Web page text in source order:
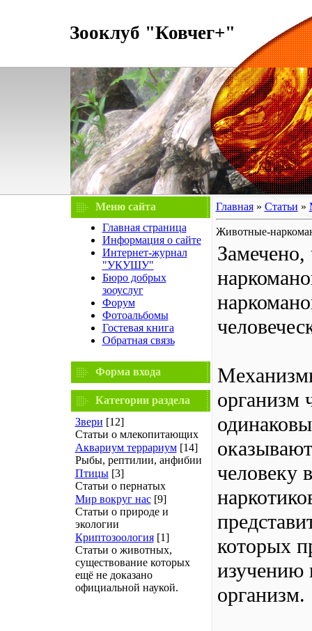
Зооклуб "Ковчег+"
Меню сайта
Главная страница
Информация о сайте
Интернет-журнал
"УКУШУ"
Бюро добрых
зооуслуг
Форум
Фотоальбомы
Гостевая книга
Обратная связь
Форма входа
Категории раздела
Звери [12]
Статьи о млекопитающих
Аквариум террариум [14]
Рыбы, рептилии, анфибии
Птицы [3]
Статьи о пернатых
Мир вокруг нас [9]
Статьи о природе и
экологии
Криптозоология [1]
Статьи о животных,
существование которых
ещё не доказано
официальной наукой.
Главная» Статьи »
Животные-
организм
человеку
которых
изучению
организм.